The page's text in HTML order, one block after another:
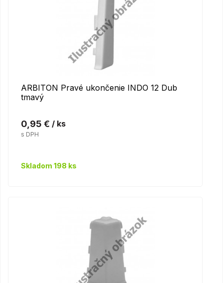
ARBITON Pravé ukončenie INDO 12 Dub
tmavý
0,95 € / ks
s DPH
Skladom 198 ks